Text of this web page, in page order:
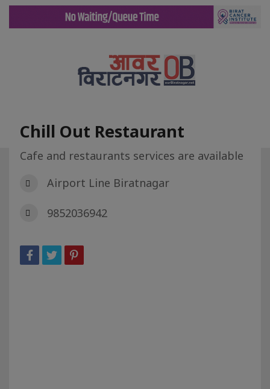
डिरेक्टरी Chill Out Restaurant
Chill Out Restaurant
Cafe and restaurants services are available
Airport Line Biratnagar
9852036942